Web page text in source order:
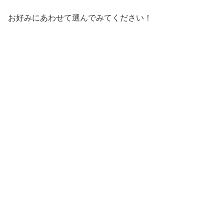
お好みにあわせて選んでみてください！